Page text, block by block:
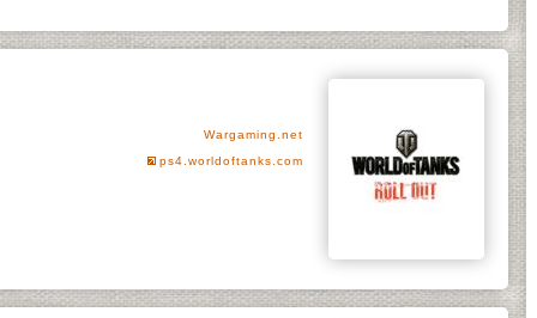
Wargaming.net
ps4.worldoftanks.com